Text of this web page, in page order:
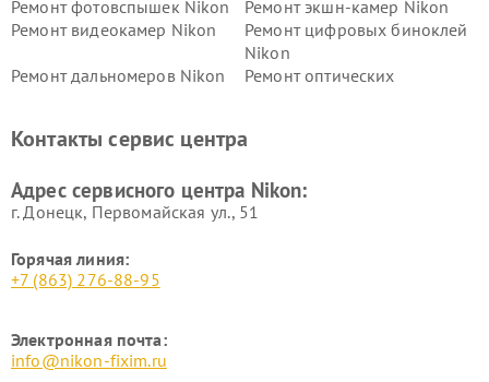
Ремонт фотовспышек Nikon
Ремонт экшн-камер Nikon
Ремонт видеокамер Nikon
Ремонт цифровых биноклей
Nikon
Ремонт дальномеров Nikon
Ремонт оптических
Контакты сервис центра
Адрес сервисного центра Nikon:
г. Донецк, Первомайская ул., 51
Горячая линия:
+7 (863) 276-88-95
Электронная почта:
info@nikon-fixim.ru